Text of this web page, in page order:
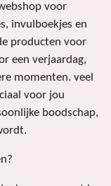
voor
invulboekjes en
producten voor
een verjaardag,
momenten. veel
voor jou
boodschap,